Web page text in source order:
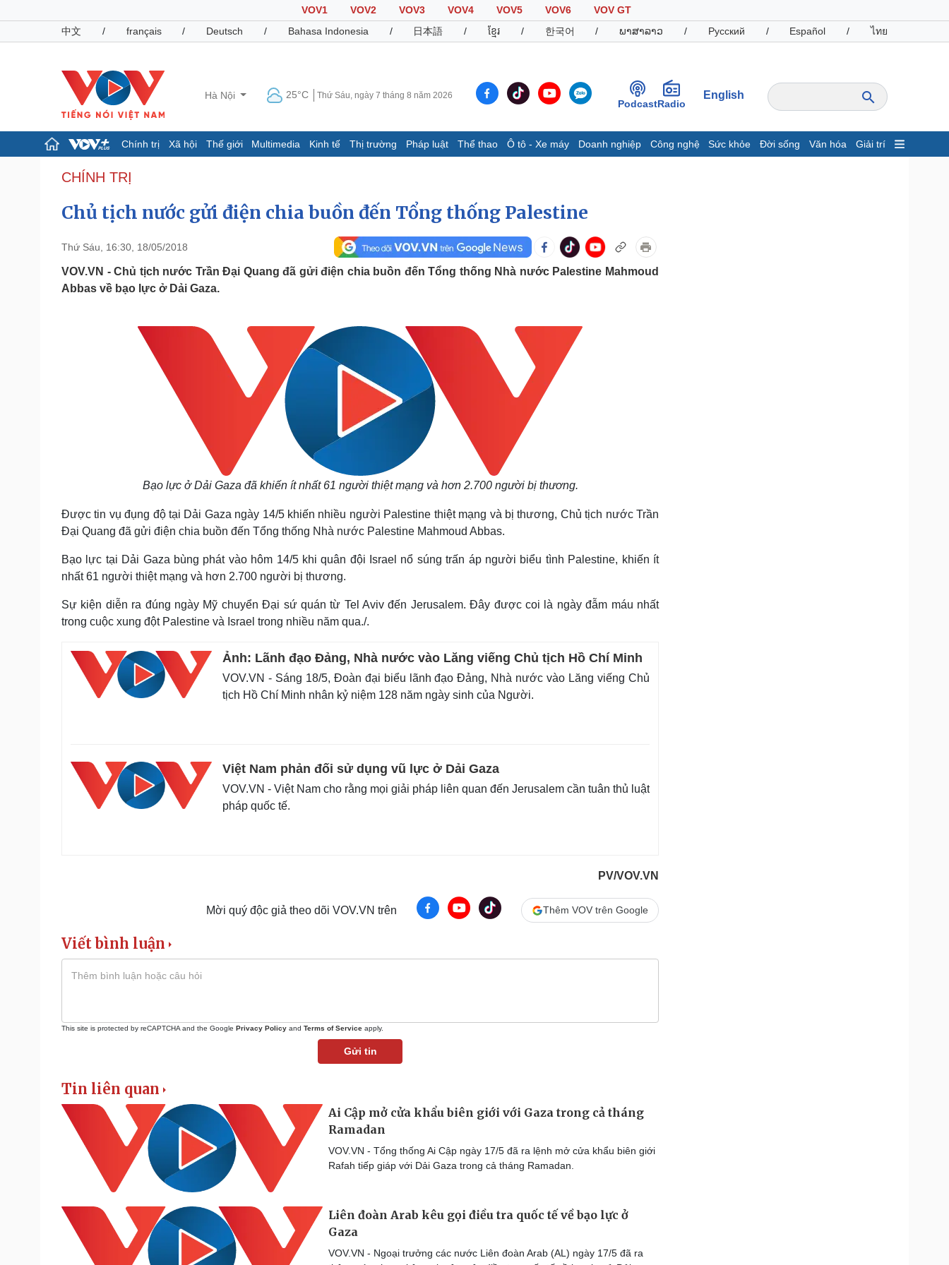
VOV1 VOV2 VOV3 VOV4 VOV5 VOV6
VOV GT
中文
/ français / Deutsch / Bahasa Indonesia / 日本語 / ខ្មែរ / 한국어 / ພາສາລາວ / Русский / Español / ไทย
Hà Nội 25°C Thứ Sáu, ngày 7 tháng 8 năm 2026
PodcastRadio
English
Chính trị Xã hội Thế giới Multimedia Kinh tế Thị trường Pháp luật Thể thao Ô tô - Xe máy Doanh nghiệp Công nghệ Sức khỏe Đời sống Văn hóa Giải trí
Chính trị
Tổ chức nhân sự
Quốc hội
Dự báo thời tiết
Giáo dục
Biển đảo
Cuộc sống đó đây
Hồ sơ
Ảnh
E-Magazine
Infographic
Pháp luật
Quân sự - Quốc phòng
Phân tích
Lịch thi đấu bóng đá
Thế giới thể thao
Hậu trường
Xe máy
Tư vấn
Làm đẹp - giảm cân
Ăn sạch sống khỏe
Đời sống
Tình yêu - Gia đình
Văn hóa
Sân khấu - Điện ảnh
Văn học
Giải trí
Thời trang
Sao Việt
Cải chính
CHÍNH TRỊ
Chủ tịch nước gửi điện chia buồn đến Tổng thống Palestine
Thứ Sáu, 16:30, 18/05/2018
VOV.VN - Chủ tịch nước Trần Đại Quang đã gửi điện chia buồn đến Tổng thống Nhà nước Palestine Mahmoud
Abbas về bạo lực ở Dải Gaza.
Bạo lực ở Dải Gaza đã khiến ít nhất 61 người thiệt mạng và hơn 2.700 người bị thương.
Được tin vụ đụng độ tại Dải Gaza ngày 14/5 khiến nhiều người Palestine thiệt mạng và bị thương, Chủ tịch nước Trần
Đại Quang đã gửi điện chia buồn đến Tổng thống Nhà nước Palestine Mahmoud Abbas.
Bạo lực tại Dải Gaza bùng phát vào hôm 14/5 khi quân đội Israel nổ súng trấn áp người biểu tình Palestine, khiến ít
nhất 61 người thiệt mạng và hơn 2.700 người bị thương.
Sự kiện diễn ra đúng ngày Mỹ chuyển Đại sứ quán từ Tel Aviv đến Jerusalem. Đây được coi là ngày đẫm máu nhất
trong cuộc xung đột Palestine và Israel trong nhiều năm qua./.
Ảnh: Lãnh đạo Đảng, Nhà nước vào Lăng viếng Chủ tịch Hồ Chí Minh
VOV.VN - Sáng 18/5, Đoàn đại biểu lãnh đạo Đảng, Nhà nước vào Lăng viếng Chủ
tịch Hồ Chí Minh nhân kỷ niệm 128 năm ngày sinh của Người.
Việt Nam phản đối sử dụng vũ lực ở Dải Gaza
VOV.VN - Việt Nam cho rằng mọi giải pháp liên quan đến Jerusalem cần tuân thủ luật
pháp quốc tế.
PV/VOV.VN
Mời quý độc giả theo dõi VOV.VN trên Thêm VOV trên Google
Viết bình luận
This site is protected by reCAPTCHA and the Google Privacy Policy and Terms of Service apply.
Gửi tin
Tin liên quan
Ai Cập mở cửa khẩu biên giới với Gaza trong cả tháng
Ramadan
VOV.VN - Tổng thống Ai Cập ngày 17/5 đã ra lệnh mở cửa khẩu biên giới
Rafah tiếp giáp với Dải Gaza trong cả tháng Ramadan.
Liên đoàn Arab kêu gọi điều tra quốc tế về bạo lực ở
Gaza
VOV.VN - Ngoại trưởng các nước Liên đoàn Arab (AL) ngày 17/5 đã ra